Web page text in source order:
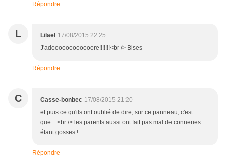
Répondre
L Lilaël 17/08/2015 22:25
J'adoooooooooooore!!!!!!!<br /> Bises
Répondre
C Casse-bonbec 17/08/2015 21:20
et puis ce qu'ils ont oublié de dire, sur ce panneau, c'est
que....<br /> les parents aussi ont fait pas mal de conneries
étant gosses !
Répondre